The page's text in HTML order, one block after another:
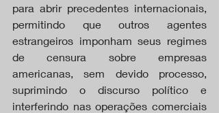
para abrir precedentes internacionais,
permitindo que outros agentes
estrangeiros imponham seus regimes
de censura sobre empresas
americanas, sem devido processo,
suprimindo o discurso político e
interferindo nas operações comerciais